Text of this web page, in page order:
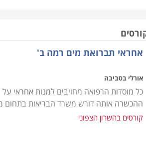
של שרברבים בתיקון ובהצבת צנרת
עסקי השקייה וחקלאות, העוסקים
שמש. מכיוון שמדובר בסוגי תקלות
יכול לפנות לאיש מקצוע אמין ושזה
גם הם תורמים לצורך בפתרון
שמתבטאת לכאורה בטפטוף קל, עלולה
אחראי תברואת מים רמה ב'
אורלי בסביבה
כל מוסדות הרפואה מחויבים למנות אחראי
ההכשרה אותה דורש משרד הבריאות בתחום
קורסים בהשרון הצפוני